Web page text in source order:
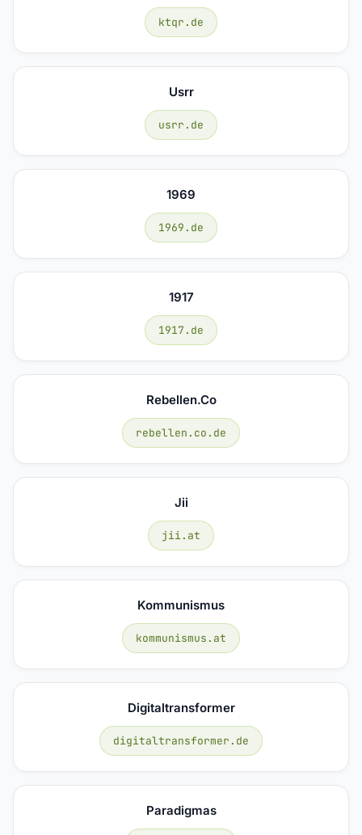
ktqr.de
Usrr
usrr.de
1969
1969.de
1917
1917.de
Rebellen.co
rebellen.co.de
Jii
jii.at
Kommunismus
kommunismus.at
Digitaltransformer
digitaltransformer.de
Paradigmas